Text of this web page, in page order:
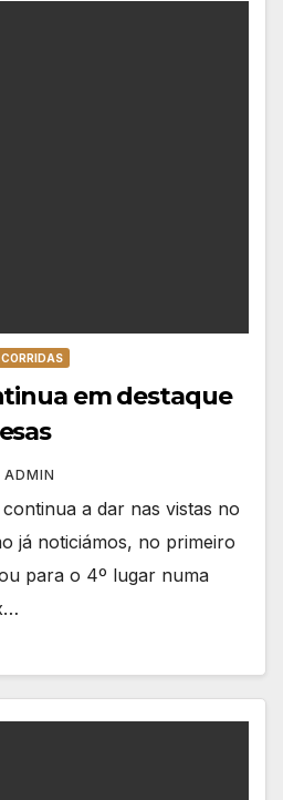
CORRIDAS
em destaque
ADMIN
a dar nas vistas no
já noticiámos, no primeiro
para o 4º lugar numa